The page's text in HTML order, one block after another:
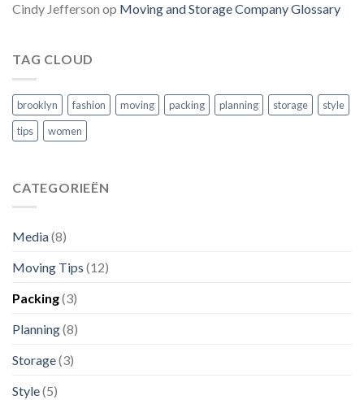
Cindy Jefferson op Moving and Storage Company Glossary
TAG CLOUD
brooklyn fashion moving packing planning storage
style
tips
women
CATEGORIEËN
Media(8)
Moving Tips (12)
Packing(3)
Planning(8)
Storage(3)
Style(5)